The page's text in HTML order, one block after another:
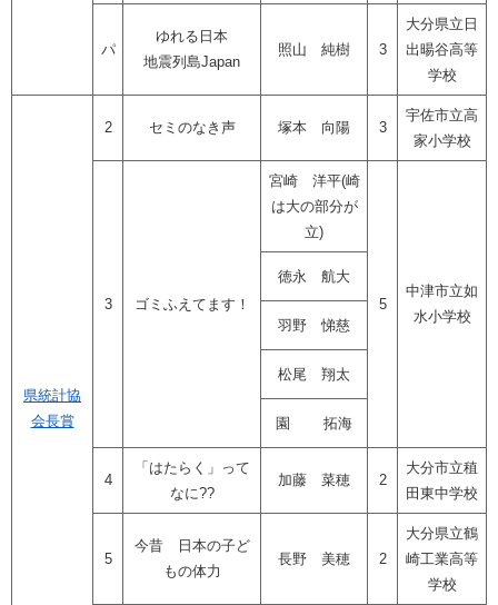
パ
ゆれる日本
地震列島Japan
照山 純樹 3
大分県立日
出暘谷高等
学校
県統計協
会長賞
2 セミのなき声 塚本 向陽 3
宇佐市立高
家小学校
3 ゴミふえてます！
宮崎 洋平(崎
は大の部分が
立)
5
中津市立如
水小学校
徳永 航大
羽野 悌慈
松尾 翔太
園 拓海
4
「はたらく」って
なに??
加藤 菜穂 2
大分市立稙
田東中学校
5
今昔 日本の子ど
もの体力
長野 美穂 2
大分県立鶴
崎工業高等
学校